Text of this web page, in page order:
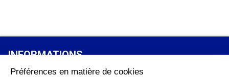
INFORMATIONS
GÉNÉRALES